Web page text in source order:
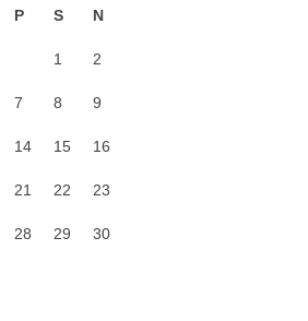
bierzmowania
P S N
1 2
7 8 9
14 15 16
21 22 23
28 29 30